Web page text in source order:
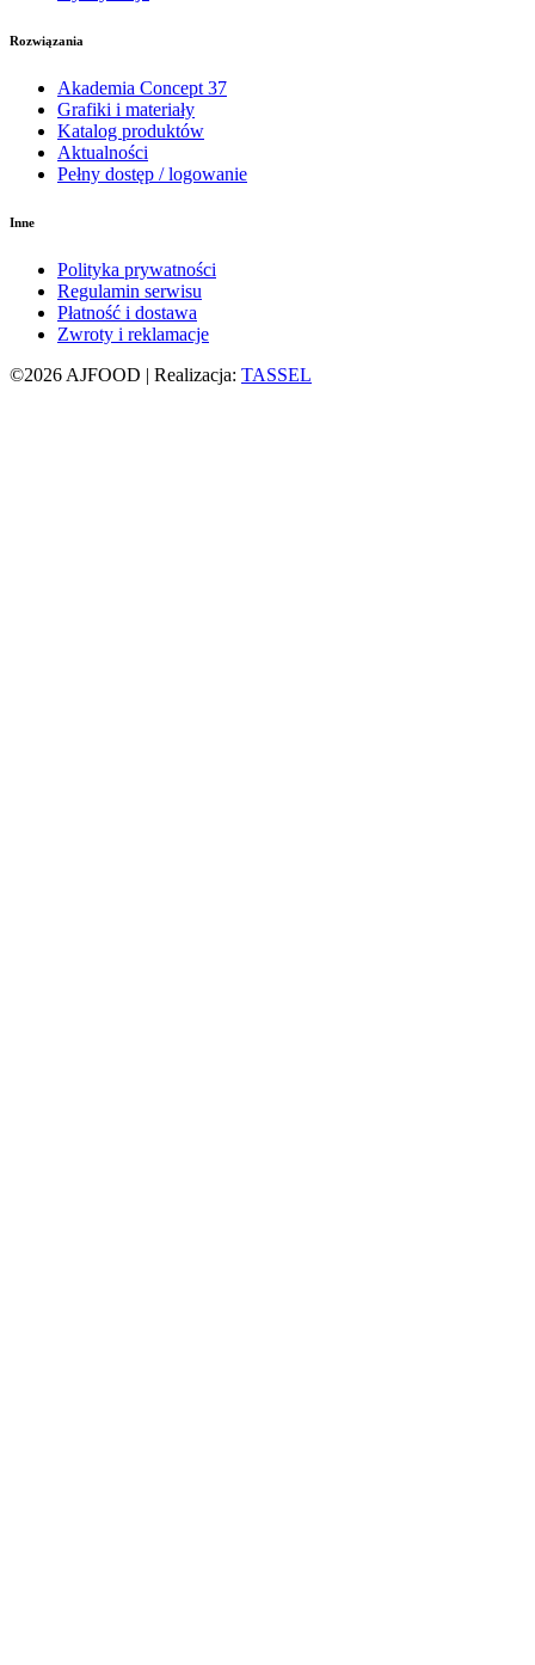
Rozwiązania
Akademia Concept 37
Grafiki i materiały
Katalog produktów
Aktualności
Pełny dostęp / logowanie
Inne
Polityka prywatności
Regulamin serwisu
Płatność i dostawa
Zwroty i reklamacje
©2026 AJFOOD | Realizacja: TASSEL